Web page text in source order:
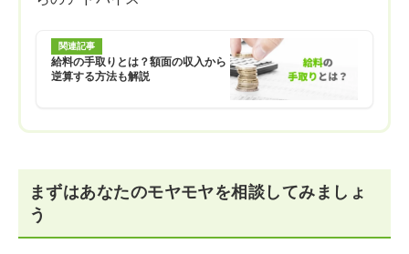
関連記事
給料の手取りとは？額面の収入から
逆算する方法も解説
まずはあなたのモヤモヤを相談してみましょ
う